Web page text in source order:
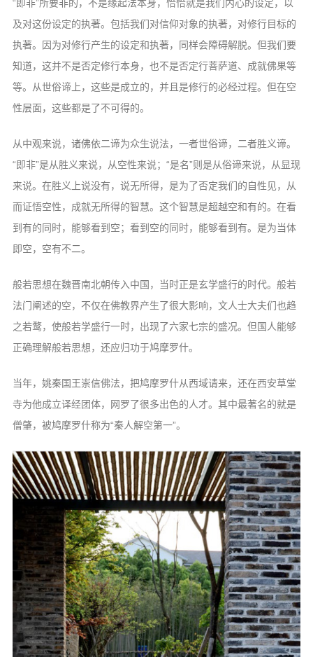
“即非”所要非的，不是缘起法本身， 恰恰就是我们内心的设定，以
及对这份设定的执著。包括我们对信仰对象的执著，对修行目标的
执著。因为对修行产生的设定和执著，同样会障碍解脱。但我们要
知道，这并不是否定修行本身，也不是否定行菩萨道、 成就佛果等
等。从世俗谛上，这些是成立的， 并且是修行的必经过程。但在空
性层面，这些都是了不可得的。
从中观来说，诸佛依二谛为众生说法， 一者世俗谛，二者胜义谛。
“即非”是从胜义来说，从空性来说；“是名”则是从俗谛来说，从显现
来说。在胜义上说没有，说无所得，是为了否定我们的自性见，从
而证悟空性，成就无所得的智慧。这个智慧是超越空和有的。在看
到有的同时，能够看到空； 看到空的同时，能够看到有。是为当体
即空， 空有不二。
般若思想在魏晋南北朝传入中国，当时正是玄学盛行的时代。般若
法门阐述的空， 不仅在佛教界产生了很大影响，文人士大夫们也趋
之若鹜，使般若学盛行一时，出现了六家七宗的盛况。但国人能够
正确理解般若思想，还应归功于鸠摩罗什。
当年，姚秦国王崇信佛法，把鸠摩罗什从西域请来，还在西安草堂
寺为他成立译经团体，网罗了很多出色的人才。其中最著名的就是
僧肇，被鸠摩罗什称为“秦人解空第一”。